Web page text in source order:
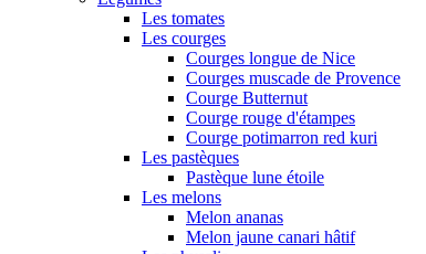
Les tomates
Les courges
Courges longue de Nice
Courges muscade de Provence
Courge Butternut
Courge rouge d'étampes
Courge potimarron red kuri
Les pastèques
Pastèque lune étoile
Les melons
Melon ananas
Melon jaune canari hâtif